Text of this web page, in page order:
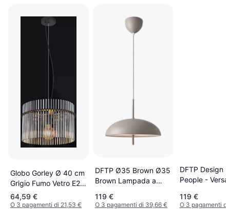
Globo Gorley Ø 40 cm
Grigio Fumo Vetro E27
Lampada a
Sospensione
64,59 €
O 3 pagamenti di 21,53 €
DFTP Ø35 Brown Ø35
Brown Lampada a
119 €
O 3 pagamenti di 39,66 €
DFTP Design
People -
Sospensione
119 €
O 3 pagamenti